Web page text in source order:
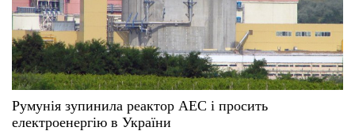
Румунія зупинила реактор АЕС і просить
електроенергію в України